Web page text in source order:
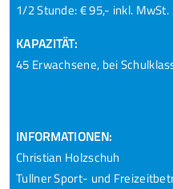
1/2 Stunde: € 95,- inkl. MwSt.
KAPAZITÄT:
45 Erwachsene, bei
INFORMATIONEN:
Christian Holzschuh
Tullner Sport- und